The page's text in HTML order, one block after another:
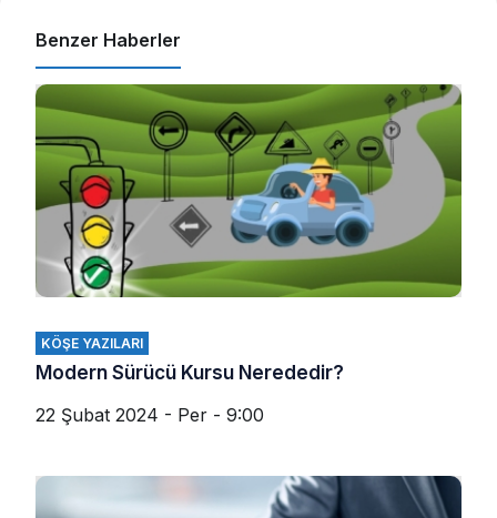
Benzer Haberler
KÖŞE YAZILARI
Modern Sürücü Kursu Nerededir?
22 Şubat 2024 - Per - 9:00